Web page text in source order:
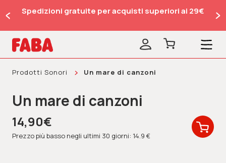
Spedizioni gratuite per acquisti superiori ai 29€
Prodotti Sonori Un mare di canzoni
Un mare di canzoni
14,90€
Prezzo più basso negli ultimi 30 giorni: 14.9 €